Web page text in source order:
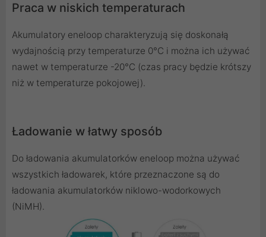
Praca w niskich temperaturach
Akumulatory eneloop charakteryzują się doskonałą
wydajnością przy temperaturze 0°C i można ich używać
nawet w temperaturze -20°C (czas pracy będzie krótszy
niż w temperaturze pokojowej).
Ładowanie w łatwy sposób
Do ładowania akumulatorków eneloop można używać
wszystkich ładowarek, które przeznaczone są do
ładowania akumulatorków niklowo-wodorkowych
(NiMH).